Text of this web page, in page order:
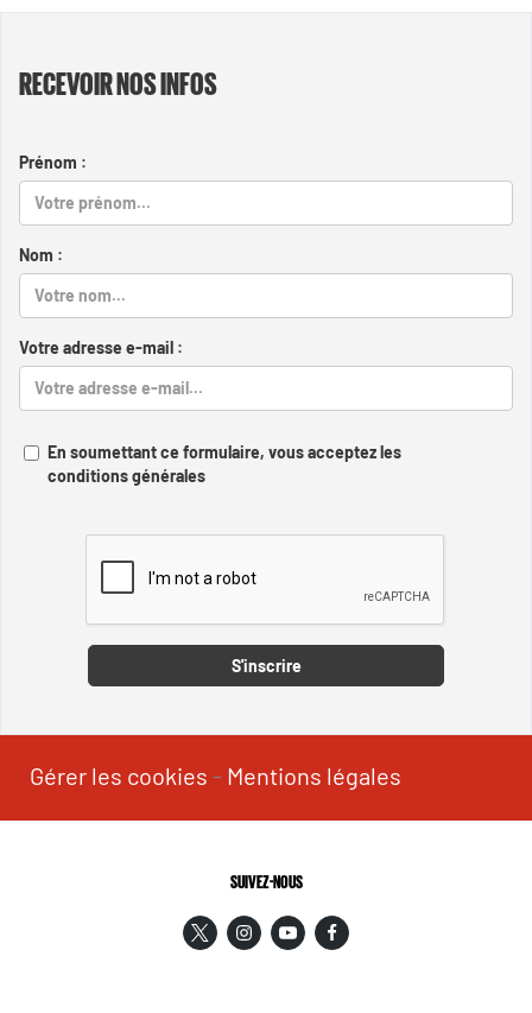
RECEVOIR NOS INFOS
Prénom :
Nom :
Votre adresse e-mail :
En soumettant ce formulaire, vous acceptez les
conditions générales
S'inscrire
Gérer les cookies - Mentions légales
SUIVEZ-NOUS